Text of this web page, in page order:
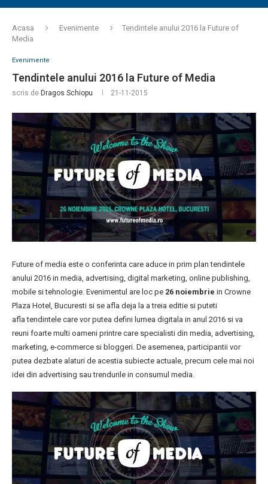
Acasa Evenimente
Tendintele anului 2016 la Future of
Media
Evenimente
Tendintele anului 2016 la Future of Media
scris de Dragos Schiopu 21-11-2015
Future of media este o conferinta care aduce in prim plan tendintele
anului 2016 in media, advertising, digital marketing, online publishing,
mobile si tehnologie. Evenimentul are loc pe 26 noiembrie in Crowne
Plaza Hotel, Bucuresti si se afla deja la a treia editie si puteti
afla tendintele care vor putea defini lumea digitala in anul 2016 si va
reuni foarte multi oameni printre care specialisti din media, advertising,
marketing, e-commerce si bloggeri. De asemenea, participantii vor
putea dezbate alaturi de acestia subiecte actuale, precum cele mai noi
idei din advertising sau trendurile in consumul media.